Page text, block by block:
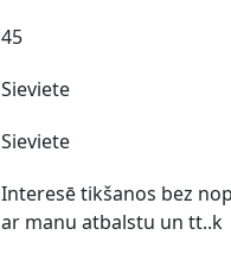
45
Sieviete
Sieviete
Interesē tikšanos bez
ar manu atbalstu un tt..k